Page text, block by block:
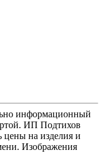
информационный
ИП Подтихов
цены на изделия и
Изображения